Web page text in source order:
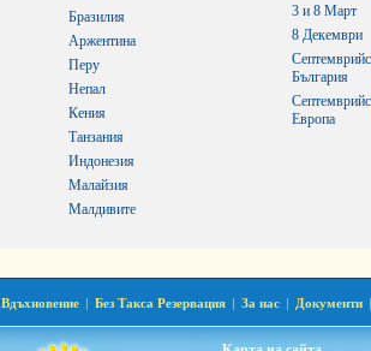
Бразилия
Аржентина
Перу
Непал
Кения
Танзания
Индонезия
Малайзия
Малдивите
3 и 8 Март
8 Декември
България
Европа
Вдъхновение | Без Такса Резервация | За нас | Документи |